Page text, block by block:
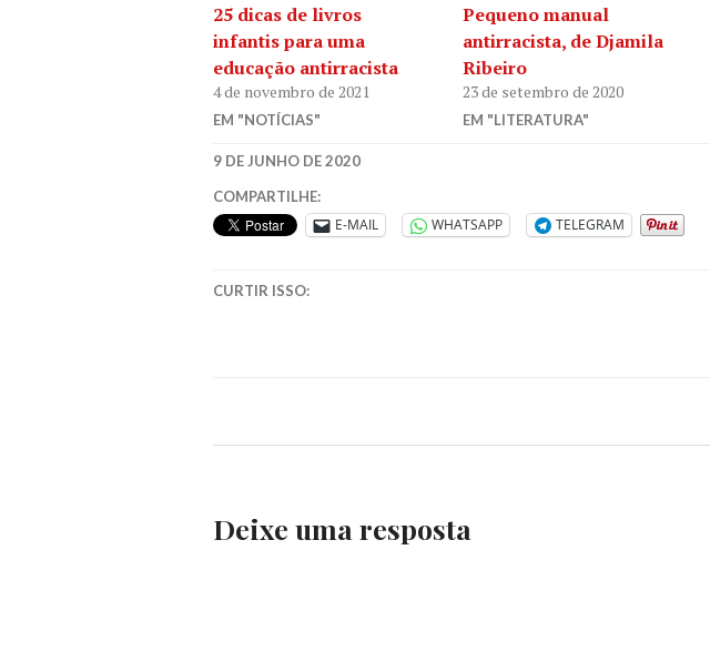
25 dicas de livros
infantis para uma
educação antirracista
4 de novembro de 2021
EM "NOTÍCIAS"
Pequeno manual
antirracista, de Djamila
Ribeiro
23 de setembro de 2020
EM "LITERATURA"
9 DE JUNHO DE 2020
ANTIRRACISMO
LITERATURA,
LIVRO
RACISMO,
COMPARTILHE:
E-MAIL WHATSAPP TELEGRAM
CURTIR ISSO:
Deixe uma resposta